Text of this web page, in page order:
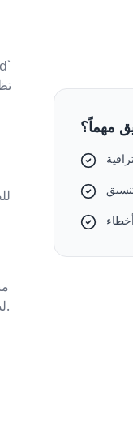
JavaScript وأنماط CSS لديكم محمية بالكامل ولن تتعرض لأي ترجمة غير مقصودة.
مهماً؟